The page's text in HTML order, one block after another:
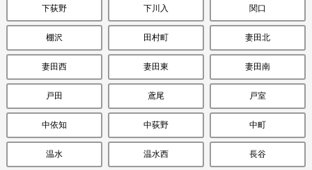
下荻野 下川入 関口
棚沢 田村町 妻田北
妻田西 妻田東 妻田南
戸田 鳶尾 戸室
中依知 中荻野 中町
温水 温水西 長谷